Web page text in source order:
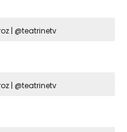
| @teatrinetv
| @teatrinetv